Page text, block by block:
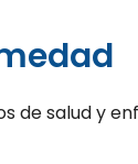
de salud y